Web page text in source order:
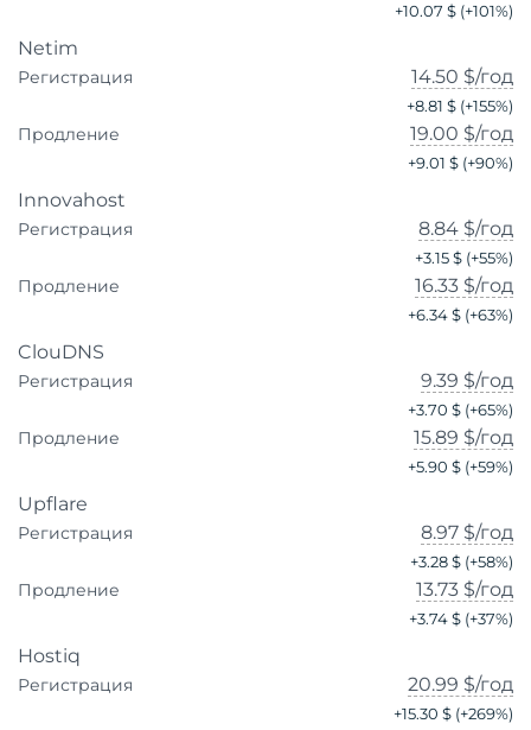
+10.07 $ (+101%)
Netim
Регистрация 14.50 $/год
+8.81 $ (+155%)
Продление 19.00 $/год
+9.01 $ (+90%)
Innovahost
Регистрация 8.84 $/год
+3.15 $ (+55%)
Продление 16.33 $/год
+6.34 $ (+63%)
ClouDNS
Регистрация 9.39 $/год
+3.70 $ (+65%)
Продление 15.89 $/год
+5.90 $ (+59%)
Upflare
Регистрация 8.97 $/год
+3.28 $ (+58%)
Продление 13.73 $/год
+3.74 $ (+37%)
Hostiq
Регистрация 20.99 $/год
+15.30 $ (+269%)